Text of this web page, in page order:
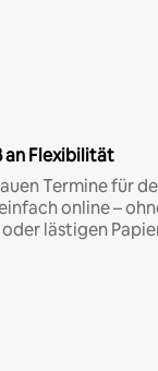
an Flexibilität
Termine für
online –
lästigen